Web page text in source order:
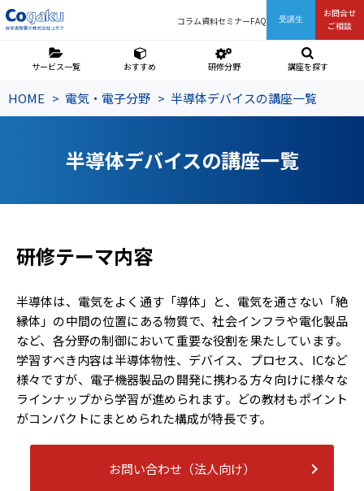
コラム資料セミナーFAQ 受講生
お問合せ
ご相談
サービス一覧 おすすめ 研修分野 講座を探す
HOME 電気・電子分野 半導体デバイスの講座一覧
半導体デバイスの講座一覧
研修テーマ内容
半導体は、電気をよく通す「導体」と、電気を通さない「絶
縁体」の中間の位置にある物質で、社会インフラや電化製品
など、各分野の制御において重要な役割を果たしています。
学習すべき内容は半導体物性、デバイス、プロセス、ICなど
様々ですが、電子機器製品の開発に携わる方々向けに様々な
ラインナップから学習が進められます。どの教材もポイント
がコンパクトにまとめられた構成が特長です。
お問い合わせ（法人向け）